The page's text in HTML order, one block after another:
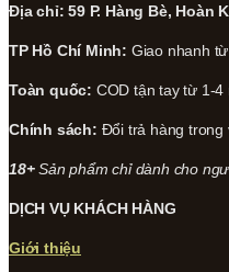
Địa chỉ: 59 P. Hàng Bè, Hoàn
TP Hồ Chí Minh: Giao nhanh
Toàn quốc: COD tận tay từ 1-4
Chính sách: Đổi trả hàng trong
18+Sản phẩm chỉ dành cho
DỊCH VỤ KHÁCH HÀNG
Giới thiệu